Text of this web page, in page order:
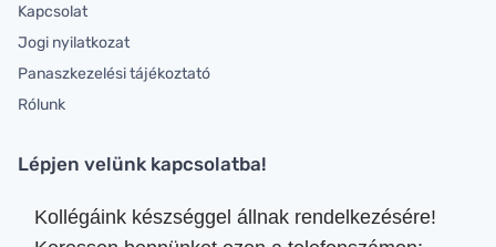
Kapcsolat
Jogi nyilatkozat
Panaszkezelési tájékoztató
Rólunk
Lépjen velünk kapcsolatba!
Kollégáink készséggel állnak rendelkezésére!